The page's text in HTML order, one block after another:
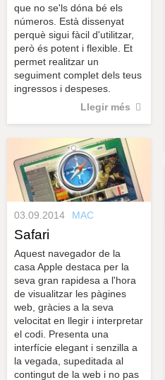
que no se'ls dóna bé els
números. Està dissenyat
perquè sigui fàcil d'utilitzar,
però és potent i flexible. Et
permet realitzar un
seguiment complet dels teus
ingressos i despeses.
Llegir més
03.09.2014 MAC
Safari
Aquest navegador de la
casa Apple destaca per la
seva gran rapidesa a l'hora
de visualitzar les pàgines
web, gràcies a la seva
velocitat en llegir i interpretar
el codi. Presenta una
interfície elegant i senzilla a
la vegada, supeditada al
contingut de la web i no pas